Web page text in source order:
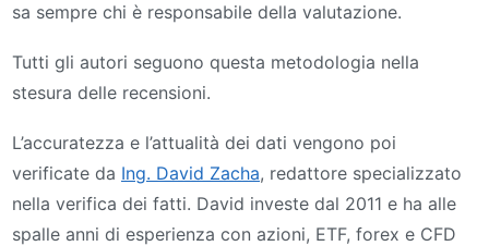
sa sempre chi è responsabile della valutazione.
Tutti gli autori seguono questa metodologia nella
stesura delle recensioni.
L’accuratezza e l’attualità dei dati vengono poi
verificate da Ing. David Zacha, redattore specializzato
nella verifica dei fatti. David investe dal 2011 e ha alle
spalle anni di esperienza con azioni, ETF, forex e CFD